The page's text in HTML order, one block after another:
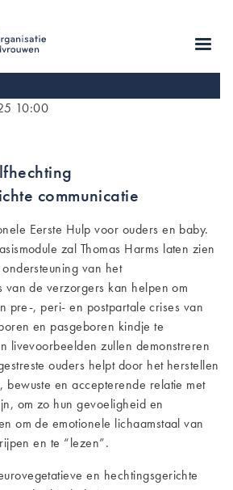
10:00
communicatie
Eerste Hulp voor ouders en baby.
zal Thomas Harms laten zien
van het
van de verzorgers kan helpen om
pre-, peri- en postpartale crises van
en pasgeboren kindje te
livevoorbeelden zullen demonstreren
ouders helpt door het herstellen
en accepterende relatie met
om zo hun gevoeligheid en
om de emotionele lichaamstaal van
en te “lezen”.
en hechtingsgerichte